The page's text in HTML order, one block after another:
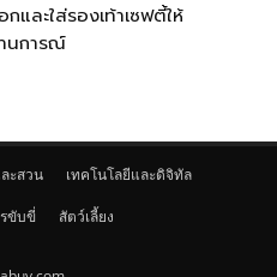
และใส่รองเท้าเซฟตี้ให้
นการณ์
ะสวน เทคโนโลยีและดิจิทัล
ขับขี่ สัตว์เลี้ยง